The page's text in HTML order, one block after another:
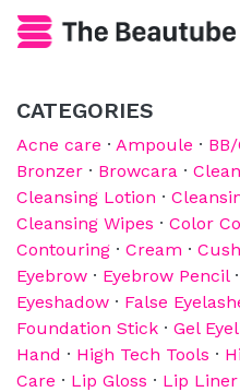
CATEGORIES
Acne care · Ampoule ·
Bronzer · Browcara ·
Cleansing Lotion ·
Cleansing Wipes · Color
Contouring · Cream ·
Eyebrow · Eyebrow Pencil·
Eyeshadow · False
Foundation Stick · Gel
Hand · High Tech Tools ·
Care · Lip Gloss · Lip Liner